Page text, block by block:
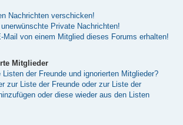
Nachrichten verschicken!
Private Nachrichten!
Mail von einem Mitglied dieses Forums erhalten!
Mitglieder
der Freunde und ignorierten Mitglieder?
zur Liste der Freunde oder zur Liste der
oder diese wieder aus den Listen